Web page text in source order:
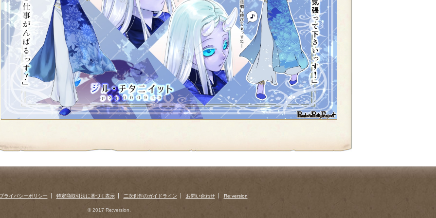
ライバシーポリシー 特定商取引法に基づく表示 二次創作のガイドライン お問い合わせ Re:version
© 2017 Re:version.